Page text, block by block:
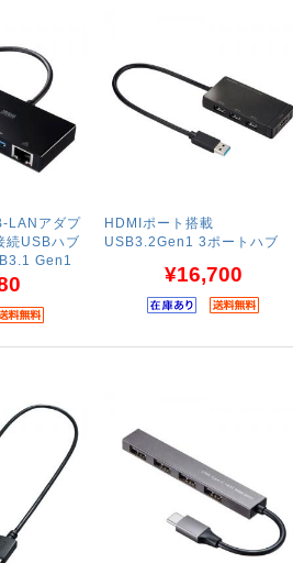
LANアダプ
続USBハブ
Gen1
HDMIポート搭載
USB3.2Gen1 3ポートハブ
¥16,700